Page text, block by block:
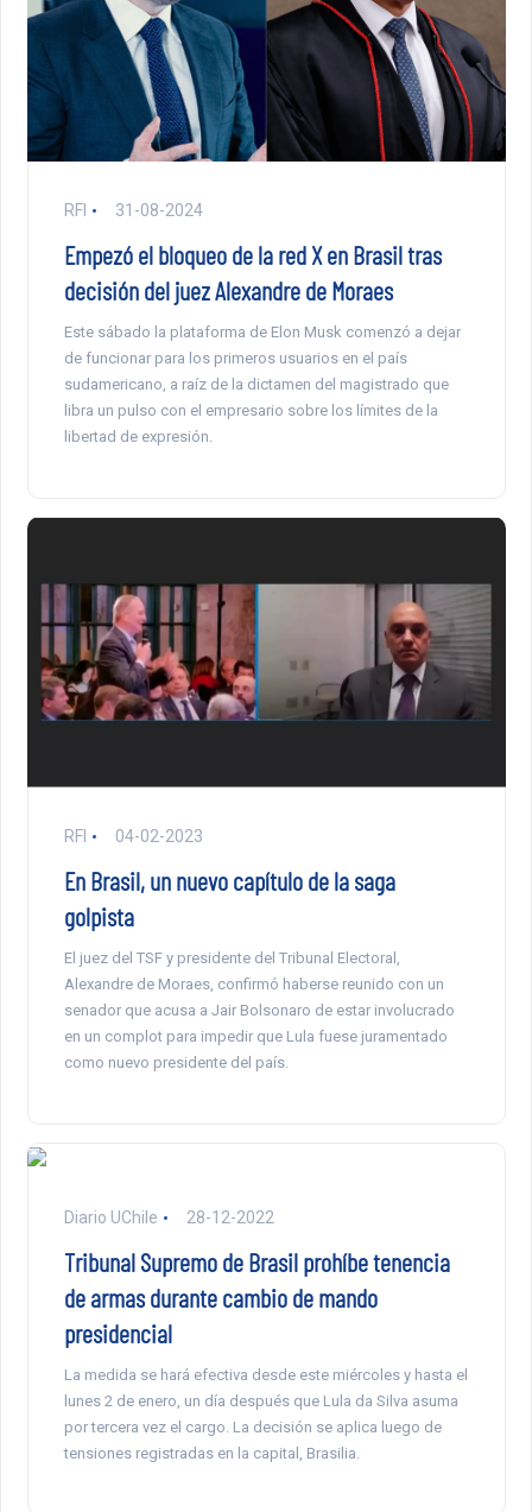
RFI 31-08-2024
Empezó el bloqueo de la red X en Brasil tras
decisión del juez Alexandre de Moraes
Este sábado la plataforma de Elon Musk comenzó a dejar
de funcionar para los primeros usuarios en el país
sudamericano, a raíz de la dictamen del magistrado que
libra un pulso con el empresario sobre los límites de la
libertad de expresión.
RFI 04-02-2023
En Brasil, un nuevo capítulo de la saga
golpista
El juez del TSF y presidente del Tribunal Electoral,
Alexandre de Moraes, confirmó haberse reunido con un
senador que acusa a Jair Bolsonaro de estar involucrado
en un complot para impedir que Lula fuese juramentado
como nuevo presidente del país.
Diario UChile 28-12-2022
Tribunal Supremo de Brasil prohíbe tenencia
de armas durante cambio de mando
presidencial
La medida se hará efectiva desde este miércoles y hasta el
lunes 2 de enero, un día después que Lula da Silva asuma
por tercera vez el cargo. La decisión se aplica luego de
tensiones registradas en la capital, Brasilia.